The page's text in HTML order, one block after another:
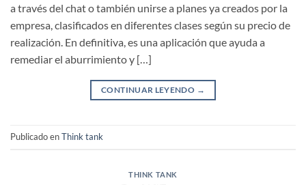
a través del chat o también unirse a planes ya creados por la
empresa, clasificados en diferentes clases según su precio de
realización. En definitiva, es una aplicación que ayuda a
remediar el aburrimiento y […]
CONTINUAR LEYENDO →
Publicado enThink tank
THINK TANK